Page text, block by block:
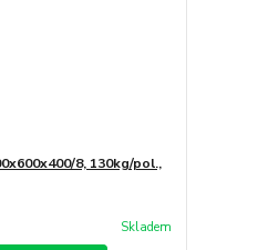
8, 130kg/pol.,
Skladem